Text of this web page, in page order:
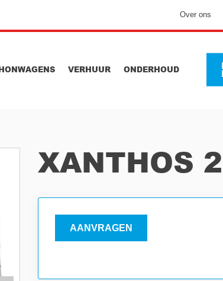
Over ons
VERHUUR ONDERHOUD
XANTHOS
AANVRAGEN